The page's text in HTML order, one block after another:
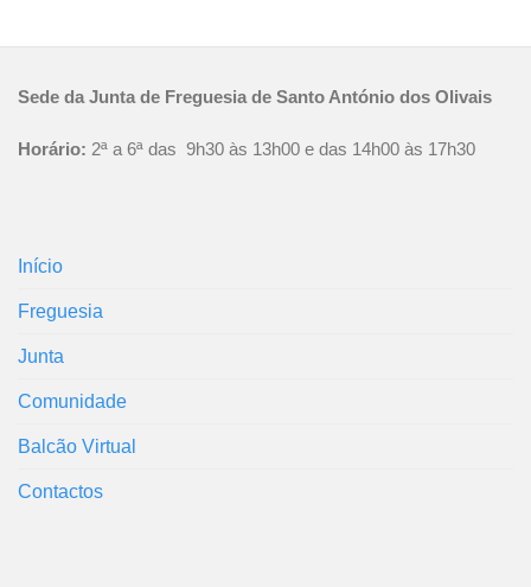
Sede da Junta de Freguesia de Santo António dos Olivais
Horário: 2ª a 6ª das 9h30 às 13h00 e das 14h00 às 17h30
Início
Freguesia
Junta
Comunidade
Balcão Virtual
Contactos